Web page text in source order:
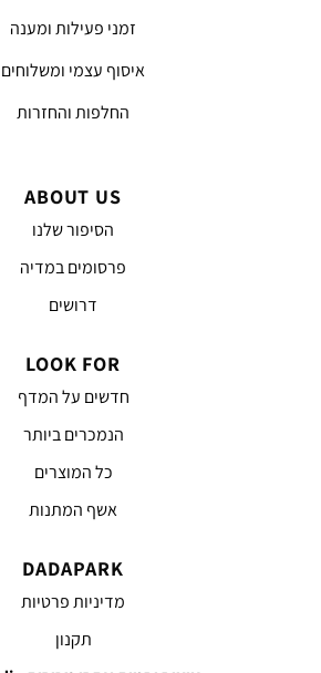
זמני פעילות ומענה
איסוף עצמי ומשלוחים
החלפות והחזרות
ABOUT US
הסיפור שלנו
פרסומים במדיה
דרושים
LOOK FOR
חדשים על המדף
הנמכרים ביותר
כל המוצרים
אשף המתנות
DADAPARK
מדיניות פרטיות
תקנון